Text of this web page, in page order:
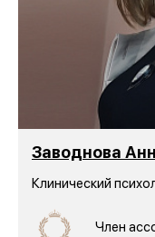
Заводнова
Клинический
Член